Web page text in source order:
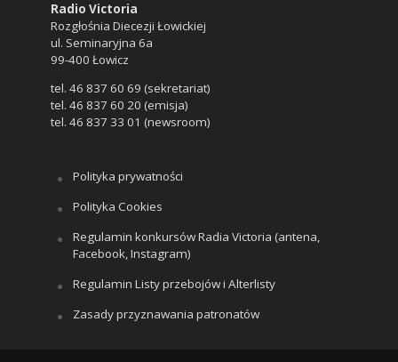
Radio Victoria
Rozgłośnia Diecezji Łowickiej
ul. Seminaryjna 6a
99-400 Łowicz
tel. 46 837 60 69 (sekretariat)
tel. 46 837 60 20 (emisja)
tel. 46 837 33 01 (newsroom)
Polityka prywatności
Polityka Cookies
Regulamin konkursów Radia Victoria (antena,
Facebook, Instagram)
Regulamin Listy przebojów i Alterlisty
Zasady przyznawania patronatów